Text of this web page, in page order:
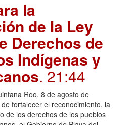
la
de la Ley
Derechos de
Indígenas y
. 21:44
Roo, 8 de agosto de
fortalecer el reconocimiento, la
de los derechos de los pueblos